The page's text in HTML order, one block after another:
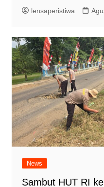
lensaperistiwa
News
Sambut HUT RI